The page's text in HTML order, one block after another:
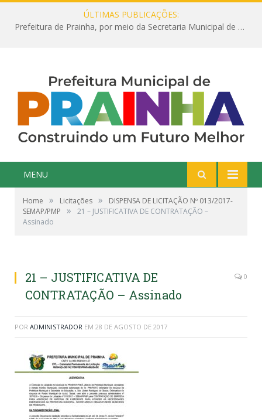
ÚLTIMAS PUBLICAÇÕES:
Prefeitura de Prainha, por meio da Secretaria Municipal de Educação, abre 354 vagas na área da Educação para 2025 com processo seletivo simplificado
MENU
Home » Licitações »
DISPENSA DE LICITAÇÃO Nº 013/2017-
SEMAP/PMP
»
21 – JUSTIFICATIVA DE CONTRATAÇÃO –
Assinado
21 – JUSTIFICATIVA DE
CONTRATAÇÃO – Assinado
0
POR ADMINISTRADOR EM 28 DE AGOSTO DE 2017